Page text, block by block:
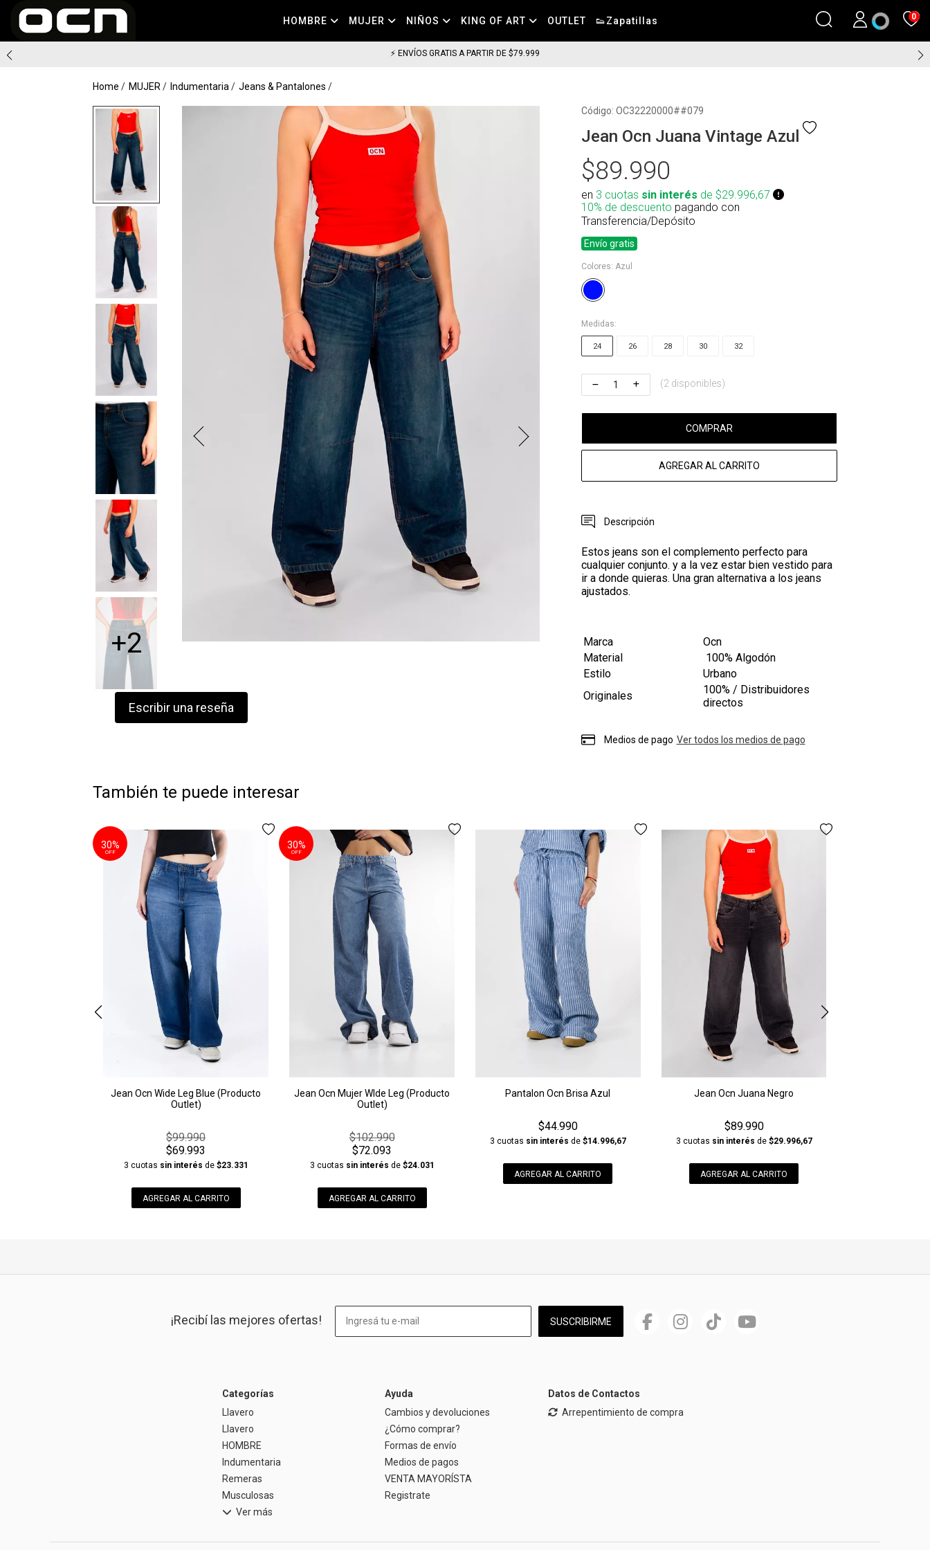
HOMBRE MUJER NIÑOS KING OF ART OUTLET 👟Zapatillas 0
⚡ ENVÍOS GRATIS A PARTIR DE $79.999
Home MUJER Indumentaria Jeans & Pantalones
Código: OC32220000##079
Jean Ocn Juana Vintage Azul
$89.990
en 3 cuotas sin interés de $29.996,67
10% de descuento pagando con
Transferencia/Depósito
Envío gratis
Colores: Azul
Medidas:
24 26 28 30 32
(2 disponibles)
COMPRAR
AGREGAR AL CARRITO
Descripción
Estos jeans son el complemento perfecto para
cualquier conjunto. y a la vez estar bien vestido para
ir a donde quieras. Una gran alternativa a los jeans
ajustados.
Marca
Ocn
Material
100% Algodón
Estilo
Urbano
Originales
100% / Distribuidores
directos
Medios de pago Ver todos los medios de pago
+2
Escribir una reseña
También te puede interesar
Jean Ocn Wide Leg Blue (Producto
Outlet)
30%
OFF
$99.990
$69.993
3 cuotas sin interés de $23.331
AGREGAR AL CARRITO
Jean Ocn Mujer WIde Leg (Producto
Outlet)
30%
OFF
$102.990
$72.093
3 cuotas sin interés de $24.031
AGREGAR AL CARRITO
Pantalon Ocn Brisa Azul
$44.990
3 cuotas sin interés de $14.996,67
AGREGAR AL CARRITO
Jean Ocn Juana Negro
$89.990
3 cuotas sin interés de $29.996,67
AGREGAR AL CARRITO
¡Recibí las mejores ofertas! SUSCRIBIRME
Categorías
Llavero
Llavero
HOMBRE
Indumentaria
Remeras
Musculosas
Ver más
Ayuda
Cambios y devoluciones
¿Cómo comprar?
Formas de envío
Medios de pagos
VENTA MAYORÍSTA
Registrate
Datos de Contactos
Arrepentimiento de compra